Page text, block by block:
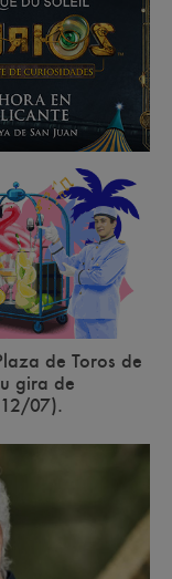
de Toros de
gira de
07).